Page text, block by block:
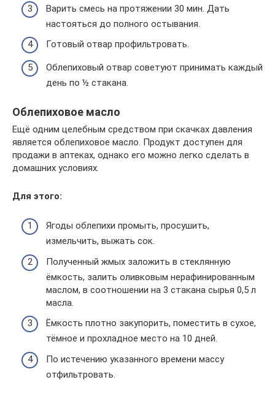
Варить смесь на протяжении 30 мин. Дать
настояться до полного остывания.
Готовый отвар профильтровать.
Облепиховый отвар советуют принимать каждый
день по ½ стакана.
Облепиховое масло
Ещё одним целебным средством при скачках давления
является облепиховое масло. Продукт доступен для
продажи в аптеках, однако его можно легко сделать в
домашних условиях.
Для этого:
Ягоды облепихи промыть, просушить,
измельчить, выжать сок.
Полученный жмых заложить в стеклянную
ёмкость, залить оливковым нерафинированным
маслом, в соотношении на 3 стакана сырья 0,5 л
масла.
Ёмкость плотно закупорить, поместить в сухое,
тёмное и прохладное место на 10 дней.
По истечению указанного времени массу
отфильтровать.